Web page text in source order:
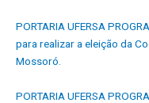
PORTARIA UFERSA
para realizar a eleição da
Mossoró.
PORTARIA UFERSA